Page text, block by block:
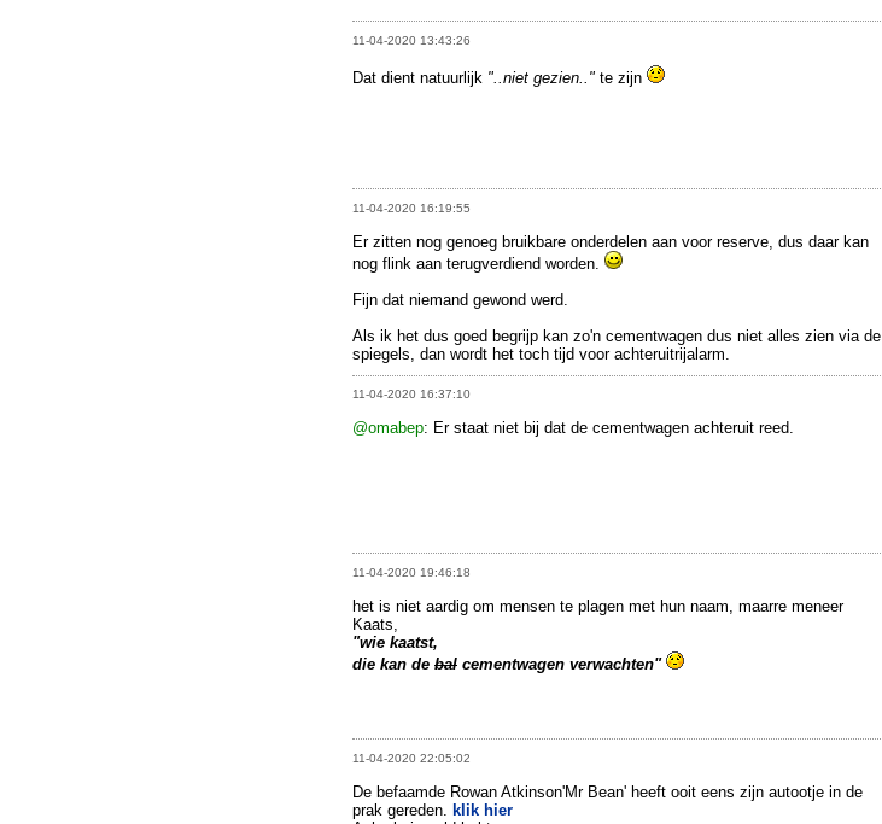
11-04-2020 13:43:26
Dat dient natuurlijk "..niet gezien.." te zijn
11-04-2020 16:19:55
Er zitten nog genoeg bruikbare onderdelen aan voor reserve, dus daar kan
nog flink aan terugverdiend worden.
Fijn dat niemand gewond werd.
Als ik het dus goed begrijp kan zo'n cementwagen dus niet alles zien via de
spiegels, dan wordt het toch tijd voor achteruitrijalarm.
11-04-2020 16:37:10
@omabep: Er staat niet bij dat de cementwagen achteruit reed.
11-04-2020 19:46:18
het is niet aardig om mensen te plagen met hun naam, maarre meneer
Kaats,
"wie kaatst,
die kan de bal cementwagen verwachten"
11-04-2020 22:05:02
De befaamde Rowan Atkinson'Mr Bean' heeft ooit eens zijn autootje in de
prak gereden.
klik hier